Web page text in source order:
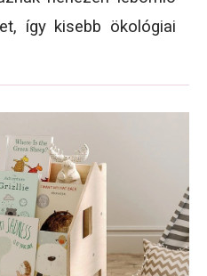
így kisebb ökológiai